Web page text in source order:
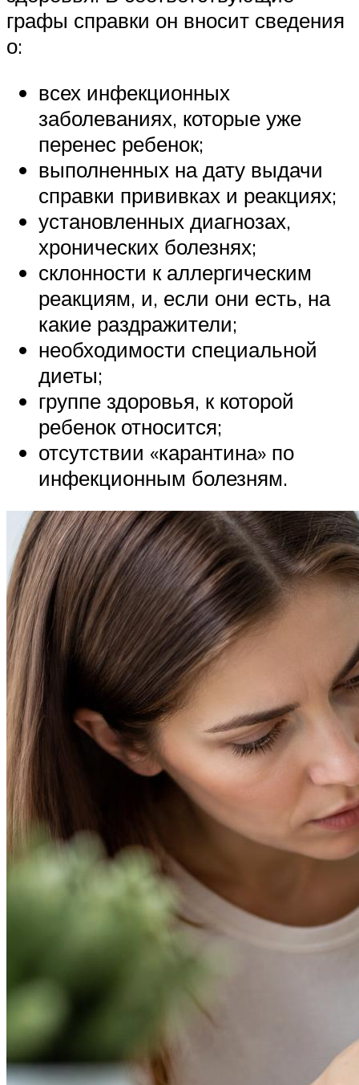
графы справки он вносит сведения
о:
всех инфекционных
заболеваниях, которые уже
перенес ребенок;
выполненных на дату выдачи
справки прививках и реакциях;
установленных диагнозах,
хронических болезнях;
склонности к аллергическим
реакциям, и, если они есть, на
какие раздражители;
необходимости специальной
диеты;
группе здоровья, к которой
ребенок относится;
отсутствии «карантина» по
инфекционным болезням.